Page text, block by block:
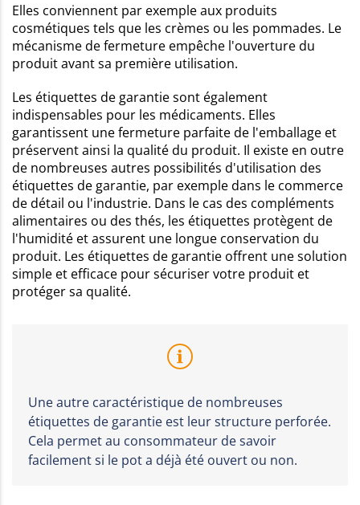
Elles conviennent par exemple aux produits
cosmétiques tels que les crèmes ou les pommades. Le
mécanisme de fermeture empêche l'ouverture du
produit avant sa première utilisation.
Les étiquettes de garantie sont également
indispensables pour les médicaments. Elles
garantissent une fermeture parfaite de l'emballage et
préservent ainsi la qualité du produit. Il existe en outre
de nombreuses autres possibilités d'utilisation des
étiquettes de garantie, par exemple dans le commerce
de détail ou l'industrie. Dans le cas des compléments
alimentaires ou des thés, les étiquettes protègent de
l'humidité et assurent une longue conservation du
produit. Les étiquettes de garantie offrent une solution
simple et efficace pour sécuriser votre produit et
protéger sa qualité.
Une autre caractéristique de nombreuses
étiquettes de garantie est leur structure perforée.
Cela permet au consommateur de savoir
facilement si le pot a déjà été ouvert ou non.